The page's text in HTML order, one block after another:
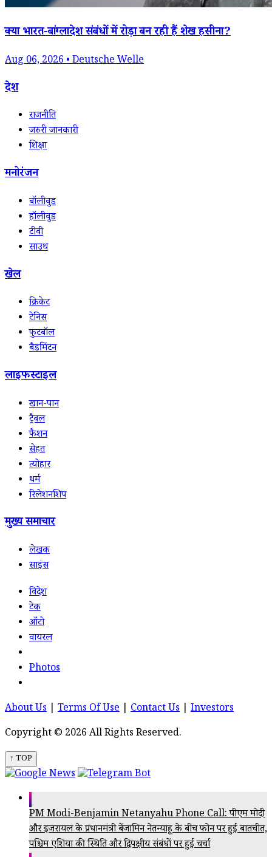
क्या भारत-बांग्लादेश संबंधों में रोड़ा बन रही हैं शेख हसीना?
Aug 06, 2026 • Deutsche Welle
देश
राजनीति
जरुरी जानकारी
शिक्षा
मनोरंजन
बॉलीवुड
हॉलीवुड
टीवी
साउथ
खेल
क्रिकेट
टेनिस
फुटबॉल
बैडमिंटन
लाइफस्टाइल
खान-पान
ट्रैवल
फैशन
सेहत
त्योहार
धर्म
रिलेशनशिप
मुख्य समाचार
लेखक
साइंस
विदेश
टेक
ऑटो
वायरल
Photos
About Us Terms Of Use Contact Us
Investors
Copyright © 2026 All Rights Reserved.
↑ TOP
PM Modi-Benjamin Netanyahu Phone Call: पीएम मोदी
और इजरायल के प्रधानमंत्री बेंजामिन नेतन्याहू के बीच फोन पर हुई बातचीत,
पश्चिम एशिया की स्थिति और द्विपक्षीय संबंधों पर हुई चर्चा